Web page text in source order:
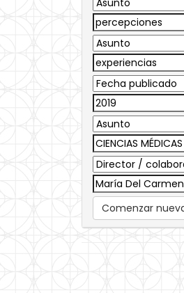
Comenzar